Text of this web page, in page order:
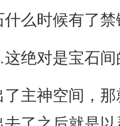
时候有了禁
对是宝石间
神空间，那